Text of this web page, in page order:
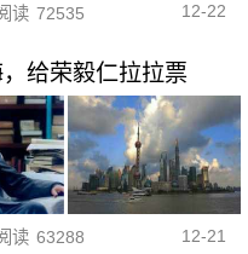
读 72535 12-22
给荣毅仁拉拉票
读 63288 12-21